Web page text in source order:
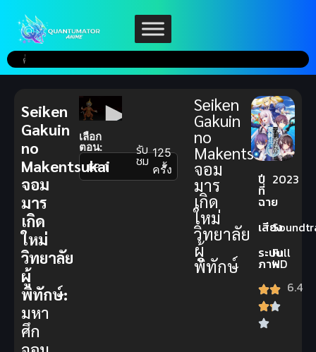
เลือก
ตอน:
▼
รับ
ชม 125
ครั้ง
Seiken
Gakuin
no
Makentsukai
จอม
มาร
เกิด
ใหม่
วิทยาลัย
ผู้
พิทักษ์
ปี
ที่
ฉาย
2023
เสียง
ระบบ
ภาพ
Full
HD
6.4
Seiken
Gakuin
no
Makentsukai
จอม
มาร
เกิด
ใหม่
วิทยาลัย
ผู้
พิทักษ์:
มหา
ศึก